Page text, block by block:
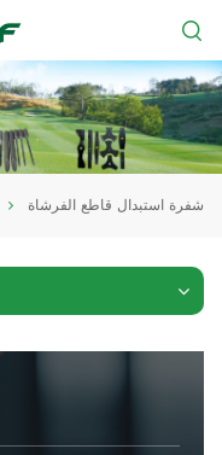
شفرة استبدال قاطع الفرشاة